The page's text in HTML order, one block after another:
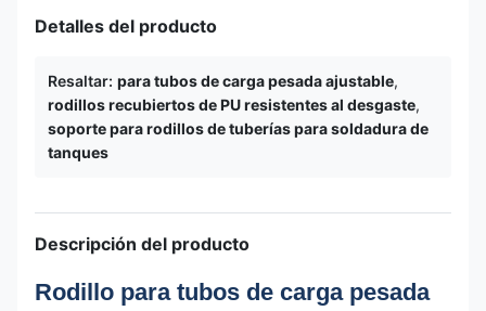
Detalles del producto
Resaltar: para tubos de carga pesada ajustable,
rodillos recubiertos de PU resistentes al desgaste,
soporte para rodillos de tuberías para soldadura de
tanques
Descripción del producto
Rodillo para tubos de carga pesada